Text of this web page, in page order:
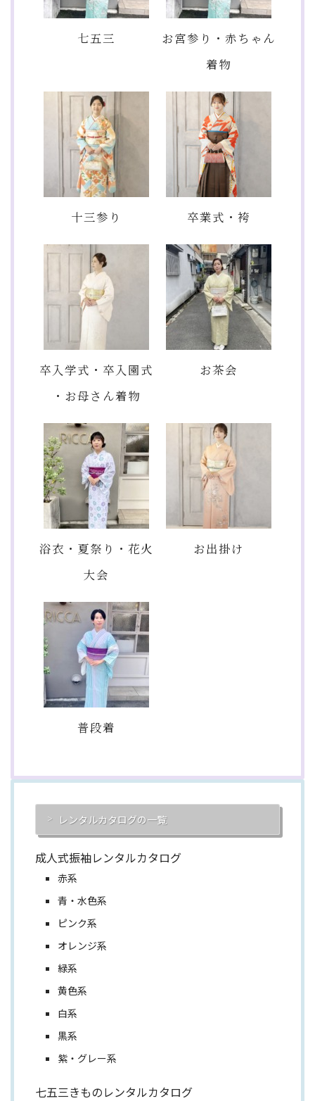
七五三
お宮参り・赤ちゃん
着物
十三参り 卒業式・袴
卒入学式・卒入園式
・お母さん着物
お茶会
浴衣・夏祭り・花火
大会
お出掛け
普段着
レンタルカタログの一覧
成人式振袖レンタルカタログ
赤系
青・水色系
ピンク系
オレンジ系
緑系
黄色系
白系
黒系
紫・グレー系
七五三きものレンタルカタログ